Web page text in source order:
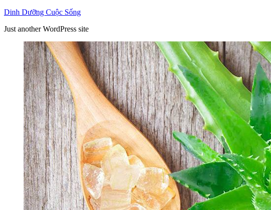
Skip
content
Dinh Dưỡng Cuộc Sống
Just another WordPress site